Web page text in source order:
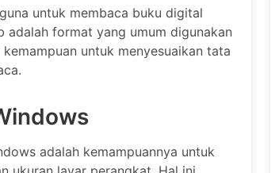
untuk membaca buku digital
adalah format yang umum digunakan
untuk menyesuaikan tata
adalah kemampuannya untuk